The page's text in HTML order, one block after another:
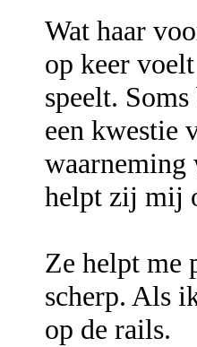
Wat haar
op keer
speelt.
een kwestie
waarneming
helpt zij mij
Ze helpt me
scherp. Als
op de rails.